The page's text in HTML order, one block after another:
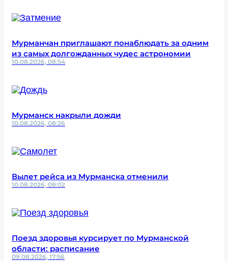
Мурманчан приглашают понаблюдать за одним
из самых долгожданных чудес астрономии
10.08.2026, 08:54
Мурманск накрыли дожди
10.08.2026, 08:26
Вылет рейса из Мурманска отменили
10.08.2026, 08:02
Поезд здоровья курсирует по Мурманской
области: расписание
09.08.2026, 17:56